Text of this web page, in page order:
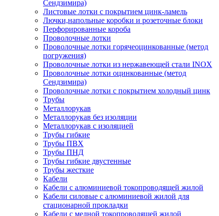
Сендзимира)
Листовые лотки с покрытием цинк-ламель
Лючки,напольные коробки и розеточные блоки
Перфорированные короба
Проволочные лотки
Проволочные лотки горячеоцинкованные (метод
погружения)
Проволочные лотки из нержавеющей стали INOX
Проволочные лотки оцинкованные (метод
Сендзимира)
Проволочные лотки с покрытием холодный цинк
Трубы
Металлорукав
Металлорукав без изоляции
Металлорукав с изоляцией
Трубы гибкие
Трубы ПВХ
Трубы ПНД
Трубы гибкие двустенные
Трубы жесткие
Кабели
Кабели с алюминиевой токопроводящей жилой
Кабели силовые с алюминиевой жилой для
стационарной прокладки
Кабели с медной токопроводящей жилой